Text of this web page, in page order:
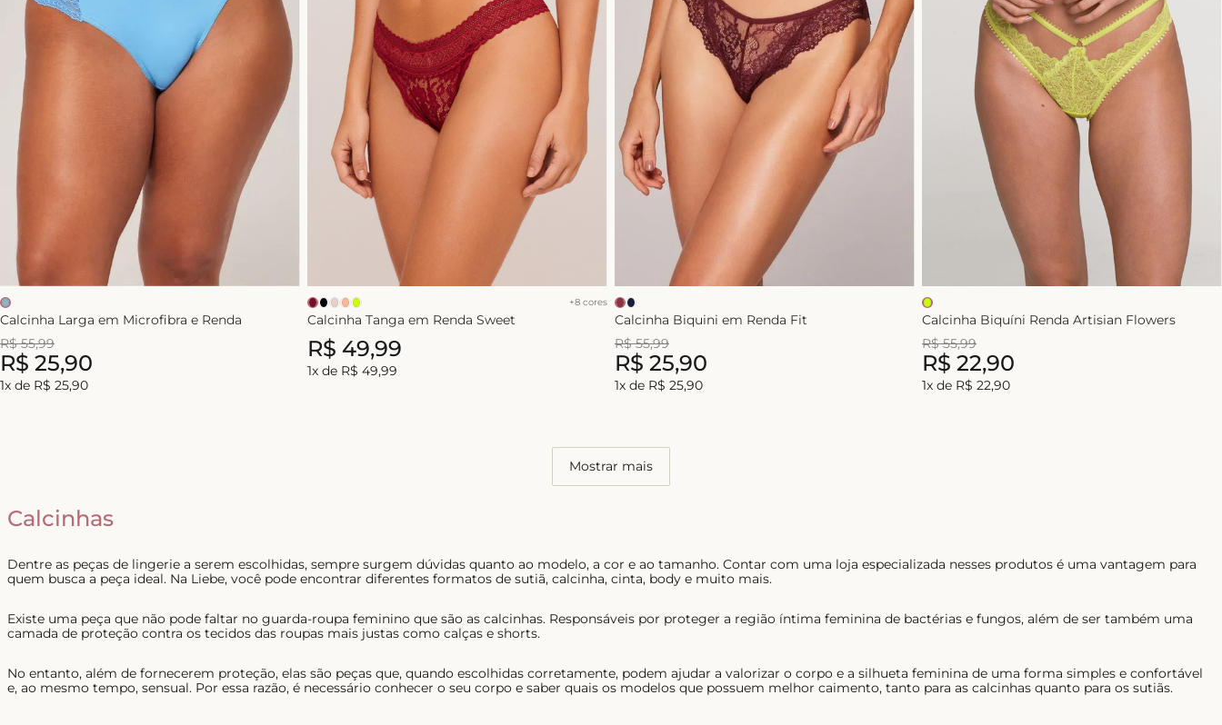
Calcinha Larga em Microfibra e Renda
R$ 55,99
R$ 25,90
1x de R$ 25,90
+8 cores
Calcinha Tanga em Renda Sweet
R$ 49,99
1x de R$ 49,99
Calcinha Biquini em Renda Fit
R$ 55,99
R$ 25,90
1x de R$ 25,90
Calcinha Biquíni Renda Artisian Flowers
R$ 55,99
R$ 22,90
1x de R$ 22,90
Mostrar mais
Calcinhas
Dentre as peças de lingerie a serem escolhidas, sempre surgem dúvidas quanto ao modelo, a cor e ao tamanho. Contar com uma loja especializada nesses produtos é uma vantagem para
quem busca a peça ideal. Na Liebe, você pode encontrar diferentes formatos de sutiã, calcinha, cinta, body e muito mais.
Existe uma peça que não pode faltar no guarda-roupa feminino que são as calcinhas. Responsáveis por proteger a região íntima feminina de bactérias e fungos, além de ser também uma
camada de proteção contra os tecidos das roupas mais justas como calças e shorts.
No entanto, além de fornecerem proteção, elas são peças que, quando escolhidas corretamente, podem ajudar a valorizar o corpo e a silhueta feminina de uma forma simples e confortável
e, ao mesmo tempo, sensual. Por essa razão, é necessário conhecer o seu corpo e saber quais os modelos que possuem melhor caimento, tanto para as calcinhas quanto para os sutiãs.